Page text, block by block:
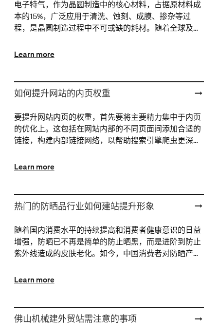
电子特气，作为晶圆制造中的核心材料，占据原材料成
本的15%，广泛应用于清洗、蚀刻、成膜、掺杂等过
程，是晶圆制造过程中不可或缺的耗材。随着全球及中
增长。
Learn more
如何提升网站的内页权重
要提升网站内页的权重，首先要将主要精力集中于内页
的优化上。这包括在网站内部的不同页面间添加合适的
链接，构建内部链接网络，以帮助搜索引擎爬虫更深入
优化对···
Learn more
热门的防晒品行业如何建站提升形象
随着国内消费水平的持续提高和消费者健康意识的日益
增强，防晒已不再是简单的防止晒黑，而是进阶到防止
紫外线造成的皮肤老化。如今，中国消费者对防晒产品
性老化···
Learn more
佛山机械建外贸站需注意的事项